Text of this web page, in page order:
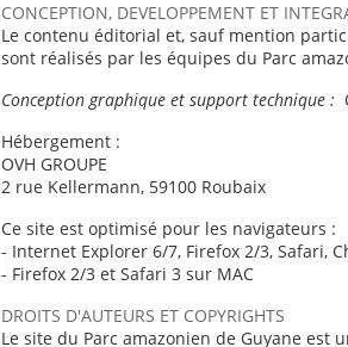
CONCEPTION, DEVELOPPEMENT ET
Le contenu éditorial et, sauf mention
sont réalisés par les équipes du Parc
Conception graphique et support technique :
Hébergement :
OVH GROUPE
2 rue Kellermann, 59100 Roubaix
Ce site est optimisé pour les navigateurs :
- Internet Explorer 6/7, Firefox 2/3, Safari,
- Firefox 2/3 et Safari 3 sur MAC
DROITS D'AUTEURS ET COPYRIGHTS
Le site du Parc amazonien de Guyane